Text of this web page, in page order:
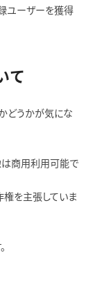
ユーザーを獲得
て
どうかが気にな
商用利用可能で
を主張していま